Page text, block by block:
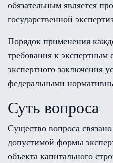
обязательным является
государственной
Порядок применения
требования к экспертным
экспертного заключения
федеральными
Суть вопроса
Существо вопроса
допустимой формы
объекта капитального